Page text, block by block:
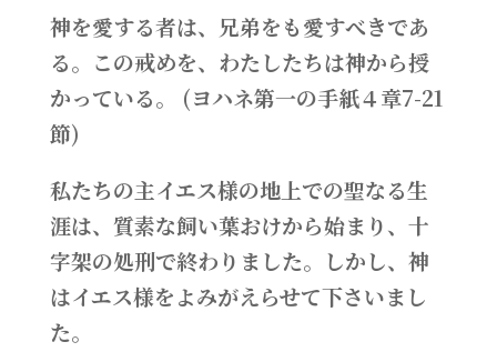
神を愛する者は、兄弟をも愛すべきであ
る。この戒めを、わたしたちは神から授
かっている。 (ヨハネ第一の手紙４章7-21
節)
私たちの主イエス様の地上での聖なる生
涯は、質素な飼い葉おけから始まり、十
字架の処刑で終わりました。しかし、神
はイエス様をよみがえらせて下さいまし
た。